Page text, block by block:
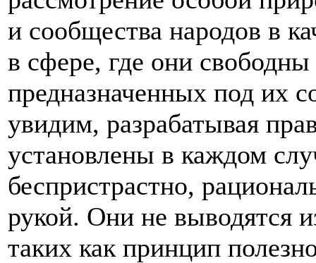
и сообщества народов в
в сфере, где они
предназначенных под их
увидим, разрабатывая
установлены в каждом
беспристрастно,
рукой. Они не выводятся
таких как принцип